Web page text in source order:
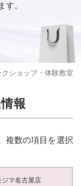
クショップ・体験教室
す。
報
複数の項目を選択
ジマ名古屋店